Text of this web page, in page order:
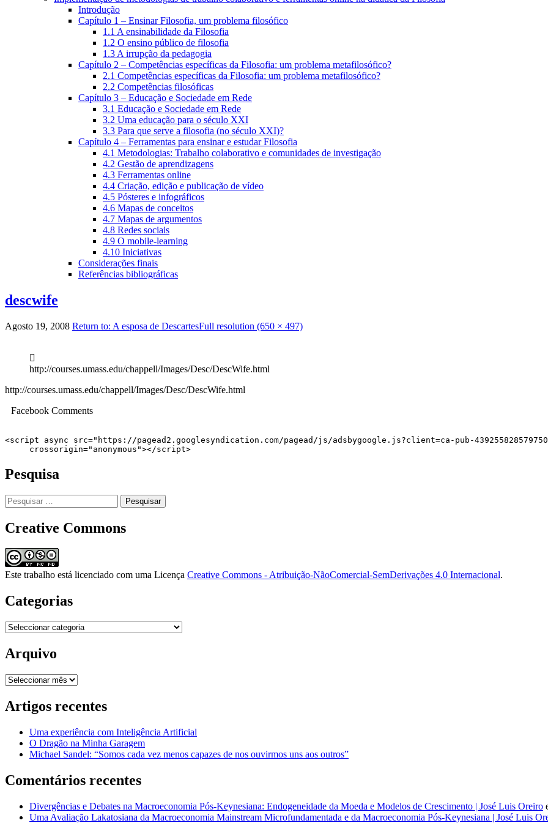
Introdução
Capítulo 1 – Ensinar Filosofia, um problema filosófico
1.1 A ensinabilidade da Filosofia
1.2 O ensino público de filosofia
1.3 A irrupção da pedagogia
Capítulo 2 – Competências específicas da Filosofia: um problema metafilosófico?
2.1 Competências específicas da Filosofia: um problema metafilosófico?
2.2 Competências filosóficas
Capítulo 3 – Educação e Sociedade em Rede
3.1 Educação e Sociedade em Rede
3.2 Uma educação para o século XXI
3.3 Para que serve a filosofia (no século XXI)?
Capítulo 4 – Ferramentas para ensinar e estudar Filosofia
4.1 Metodologias: Trabalho colaborativo e comunidades de investigação
4.2 Gestão de aprendizagens
4.3 Ferramentas online
4.4 Criação, edição e publicação de vídeo
4.5 Pósteres e infográficos
4.6 Mapas de conceitos
4.7 Mapas de argumentos
4.8 Redes sociais
4.9 O mobile-learning
4.10 Iniciativas
Considerações finais
Referências bibliográficas
descwife
Agosto 19, 2008 Return to: A esposa de DescartesFull resolution (650 × 497)
navigation
http://courses.umass.edu/chappell/Images/Desc/DescWife.html
http://courses.umass.edu/chappell/Images/Desc/DescWife.html
Facebook Comments
<script async src="https://pagead2.googlesyndication.com/pagead/js/adsbygoogle.js?client=ca-pub-
     crossorigin="anonymous"></script>
Pesquisa
Pesquisar
por:
Creative Commons
Este trabalho está licenciado com uma Licença Creative Commons - Atribuição-NãoComercial-SemDerivações 4.0 Internacional.
Categorias
Categorias
Arquivo
Arquivo
Artigos recentes
Uma experiência com Inteligência Artificial
O Dragão na Minha Garagem
Michael Sandel: “Somos cada vez menos capazes de nos ouvirmos uns aos outros”
Comentários recentes
Divergências e Debates na Macroeconomia Pós-Keynesiana: Endogeneidade da Moeda e Modelos de Crescimento | José Luis Oreiro
Uma Avaliação Lakatosiana da Macroeconomia Mainstream Microfundamentada e da Macroeconomia Pós-Keynesiana | José Luis